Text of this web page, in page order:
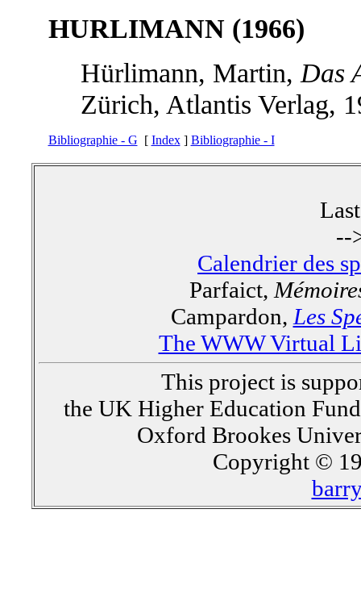
HURLIMANN (1966)
Hürlimann, Martin, Das
Zürich, Atlantis Verlag,
Bibliographie - G [ Index] Bibliographie - I
--
Calendrier des
Parfaict,
Campardon, Les
The WWW Virtual
This project is
the UK Higher Education
Oxford Brookes
Copyright ©